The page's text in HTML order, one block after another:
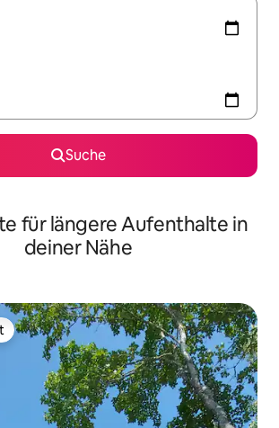
Suche
für längere Aufenthalte in
deiner Nähe
Favorit.